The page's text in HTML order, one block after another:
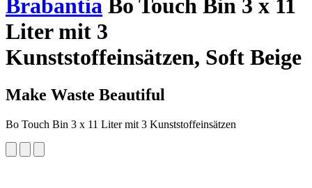
Brabantia Bo Touch Bin 3 x 11
Liter mit 3
Kunststoffeinsätzen, Soft Beige
Make Waste Beautiful
Bo Touch Bin 3 x 11 Liter mit 3 Kunststoffeinsätzen